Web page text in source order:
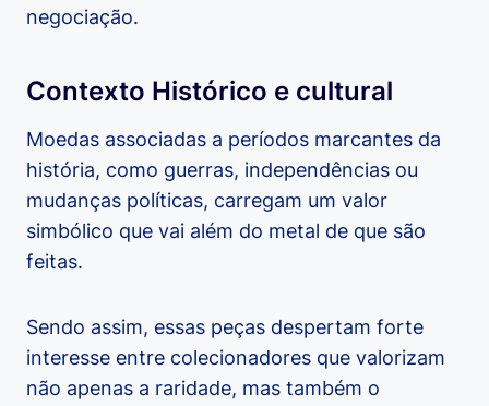
negociação.
Contexto Histórico e cultural
Moedas associadas a períodos marcantes da
história, como guerras, independências ou
mudanças políticas, carregam um valor
simbólico que vai além do metal de que são
feitas.
Sendo assim, essas peças despertam forte
interesse entre colecionadores que valorizam
não apenas a raridade, mas também o